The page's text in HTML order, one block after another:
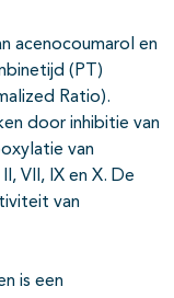
acenocoumarol en
(PT)
Ratio).
door inhibitie van
van
VII, IX en X. De
van
is een